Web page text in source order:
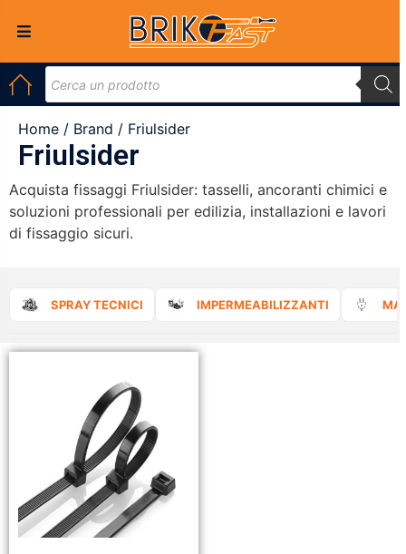
Home / Brand / Friulsider
Friulsider
Acquista fissaggi Friulsider: tasselli, ancoranti chimici e
soluzioni professionali per edilizia, installazioni e lavori
di fissaggio sicuri.
SPRAY TECNICI IMPERMEABILIZZANTI